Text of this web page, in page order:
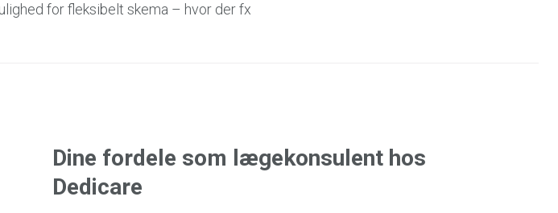
for fleksibelt skema – hvor der fx
Dine fordele som lægekonsulent hos
Dedicare